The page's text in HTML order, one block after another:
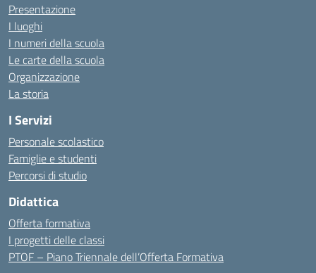
Presentazione
I luoghi
I numeri della scuola
Le carte della scuola
Organizzazione
La storia
I Servizi
Personale scolastico
Famiglie e studenti
Percorsi di studio
Didattica
Offerta formativa
I progetti delle classi
PTOF – Piano Triennale dell’Offerta Formativa